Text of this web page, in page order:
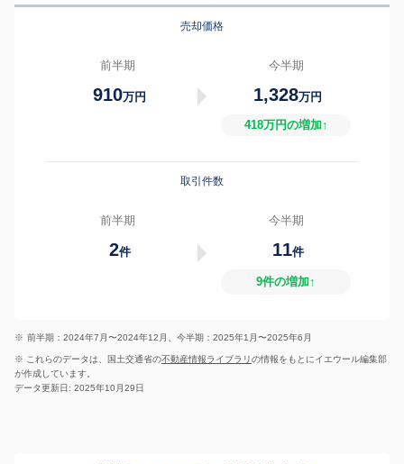
売却価格
前半期
910万円
今半期
1,328万円
418万円の増加↑
取引件数
前半期
2件
今半期
11件
9件の増加↑
※ 前半期：2024年7月〜2024年12月、今半期：2025年1月〜2025年6月
※ これらのデータは、国土交通省の不動産情報ライブラリの情報をもとにイエウール編集部
が作成しています。
データ更新日: 2025年10月29日